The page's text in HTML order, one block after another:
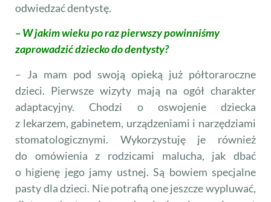
odwiedzać dentystę.
– W jakim wieku po raz pierwszy powinniśmy
zaprowadzić dziecko do dentysty?
– Ja mam pod swoją opieką już półtoraroczne
dzieci. Pierwsze wizyty mają na ogół charakter
adaptacyjny. Chodzi o oswojenie dziecka
z lekarzem, gabinetem, urządzeniami i narzędziami
stomatologicznymi. Wykorzystuję je również
do omówienia z rodzicami malucha, jak dbać
o higienę jego jamy ustnej. Są bowiem specjalne
pasty dla dzieci. Nie potrafią one jeszcze wypluwać,